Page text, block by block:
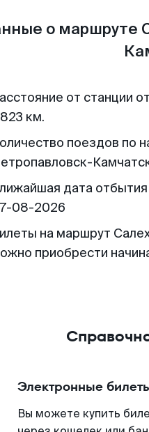
о маршруте
от станции
км.
поездов по
дата
08-2026
на маршрут
приобрести
Электронные
Вы можете купить